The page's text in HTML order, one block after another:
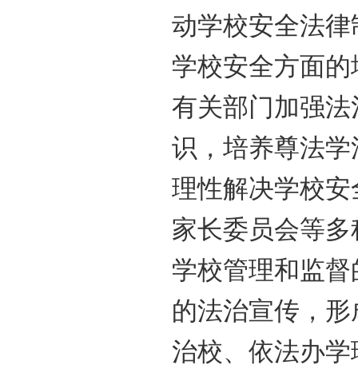
动学校安全法
学校安全方面
有关部门加强
识，培养尊法
理性解决学校
家长委员会等
学校管理和监
的法治宣传，
治校、依法办